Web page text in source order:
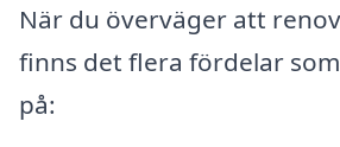
När du överväger att
finns det flera fördelar
på: